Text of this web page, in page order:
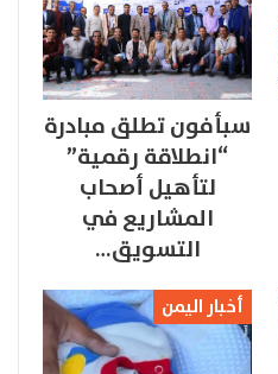
سبأفون تطلق مبادرة
“انطلاقة رقمية”
لتأهيل أصحاب
المشاريع في
التسويق…
أخبار اليمن